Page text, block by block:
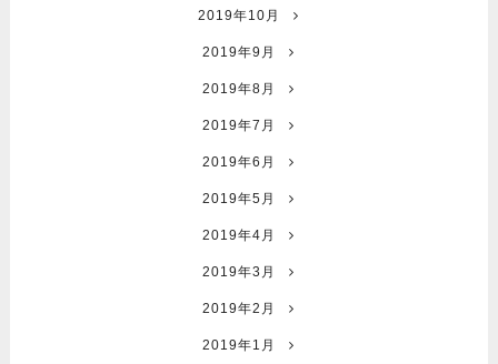
2019年10月
2019年9月
2019年8月
2019年7月
2019年6月
2019年5月
2019年4月
2019年3月
2019年2月
2019年1月